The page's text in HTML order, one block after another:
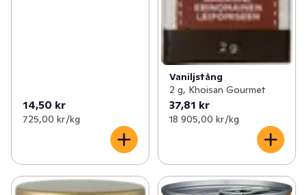
14,50 kr
725,00 kr /kg
Vaniljstång
2 g, Khoisan Gourmet
37,81 kr
18 905,00 kr /kg